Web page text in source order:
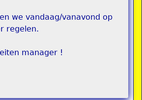
we vandaag/vanavond op
regelen.
manager !